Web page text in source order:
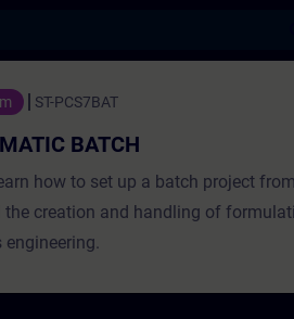
- Koulutus -
ST-PCS7BAT
BATCH
how to set up a batch project
creation and handling of